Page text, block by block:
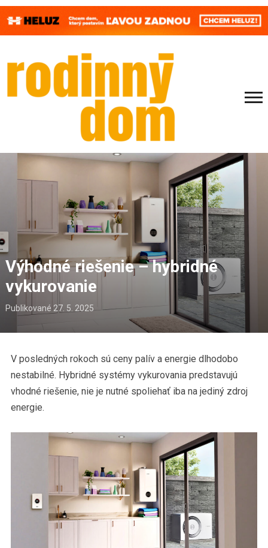
Výhodné riešenie – hybridné
vykurovanie
Publikované 27. 5. 2025
V posledných rokoch sú ceny palív a energie dlhodobo
nestabilné. Hybridné systémy vykurovania predstavujú
vhodné riešenie, nie je nutné spoliehať iba na jediný zdroj
energie.